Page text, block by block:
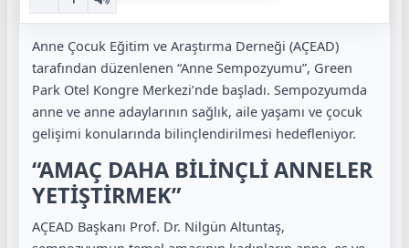
Anne Çocuk Eğitim ve Araştırma Derneği (AÇEAD)
tarafından düzenlenen “Anne Sempozyumu”, Green
Park Otel Kongre Merkezi’nde başladı. Sempozyumda
anne ve anne adaylarının sağlık, aile yaşamı ve çocuk
gelişimi konularında bilinçlendirilmesi hedefleniyor.
“AMAÇ DAHA BİLİNÇLİ ANNELER
YETİŞTİRMEK”
AÇEAD Başkanı Prof. Dr. Nilgün Altuntaş,